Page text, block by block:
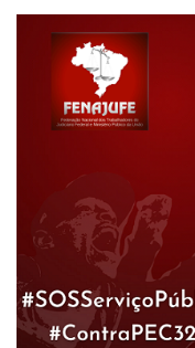
FacebookInstagram